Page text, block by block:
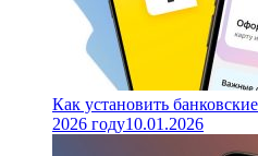
Как установить
2026 году10.01.2026